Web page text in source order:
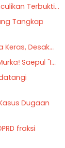
Terbukti...
Tangkap
Desak...
Saepul "I...
Dugaan
fraksi